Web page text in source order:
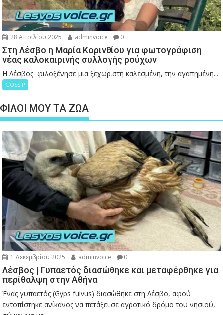
28 Απριλίου 2025 adminvoice 0
Στη Λέσβο η Μαρία Κορινθίου για φωτογράφιση
νέας καλοκαιρινής συλλογής ρούχων
Η Λέσβος φιλοξένησε μια ξεχωριστή καλεσμένη, την αγαπημένη...
GOSSIP
ΦΙΛΟΙ ΜΟΥ ΤΑ ΖΩΑ
1 Δεκεμβρίου 2025 adminvoice 0
Λέσβος | Γυπαετός διασώθηκε και μεταφέρθηκε για
περίθαλψη στην Αθήνα
Ένας γυπαετός (Gyps fulvus) διασώθηκε στη Λέσβο, αφού
εντοπίστηκε ανίκανος να πετάξει σε αγροτικό δρόμο του νησιού,